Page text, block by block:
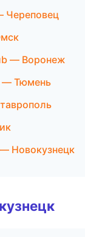
Череповец
— Воронеж
— Тюмень
Новокузнецк